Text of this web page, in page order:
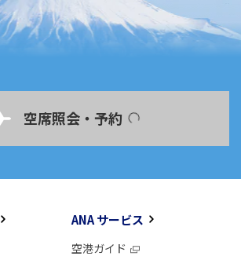
空席照会・予約
ANA サービス
空港ガイド